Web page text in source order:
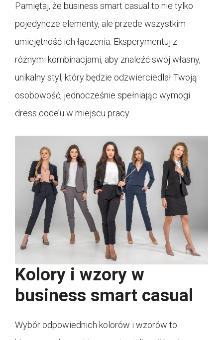
Pamiętaj, że business smart casual to nie tylko
pojedyncze elementy, ale przede wszystkim
umiejętność ich łączenia. Eksperymentuj z
różnymi kombinacjami, aby znaleźć swój własny,
unikalny styl, który będzie odzwierciedlał Twoją
osobowość, jednocześnie spełniając wymogi
dress code’u w miejscu pracy.
Kolory i wzory w
business smart casual
Wybór odpowiednich kolorów i wzorów to